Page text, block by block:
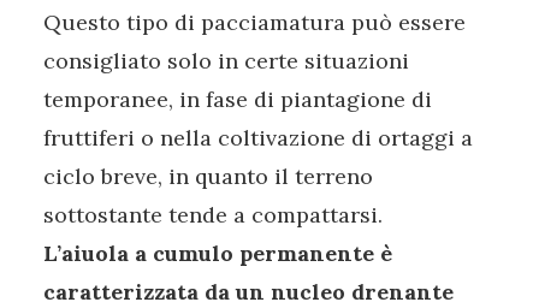
Questo tipo di pacciamatura può essere
consigliato solo in certe situazioni
temporanee, in fase di piantagione di
fruttiferi o nella coltivazione di ortaggi a
ciclo breve, in quanto il terreno
sottostante tende a compattarsi.
L’aiuola a cumulo permanente è
caratterizzata da un nucleo drenante